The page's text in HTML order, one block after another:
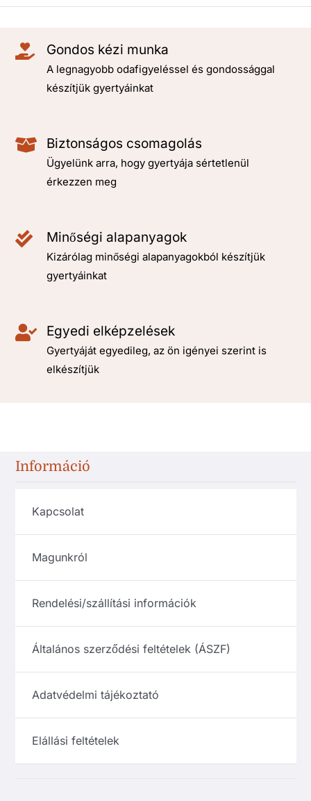
Gondos kézi munka
A legnagyobb odafigyeléssel és gondossággal
készítjük gyertyáinkat
Biztonságos csomagolás
Ügyelünk arra, hogy gyertyája sértetlenül
érkezzen meg
Minőségi alapanyagok
Kizárólag minőségi alapanyagokból készítjük
gyertyáinkat
Egyedi elképzelések
Gyertyáját egyedileg, az ön igényei szerint is
elkészítjük
Információ
Kapcsolat
Magunkról
Rendelési/szállítási információk
Általános szerződési feltételek (ÁSZF)
Adatvédelmi tájékoztató
Elállási feltételek